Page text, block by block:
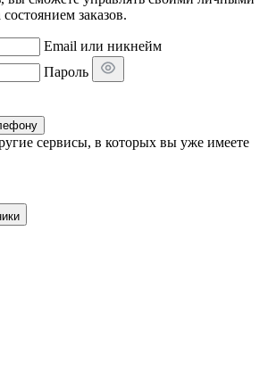
заказов.
Email или никнейм
Пароль
сервисы, в которых вы уже имеете